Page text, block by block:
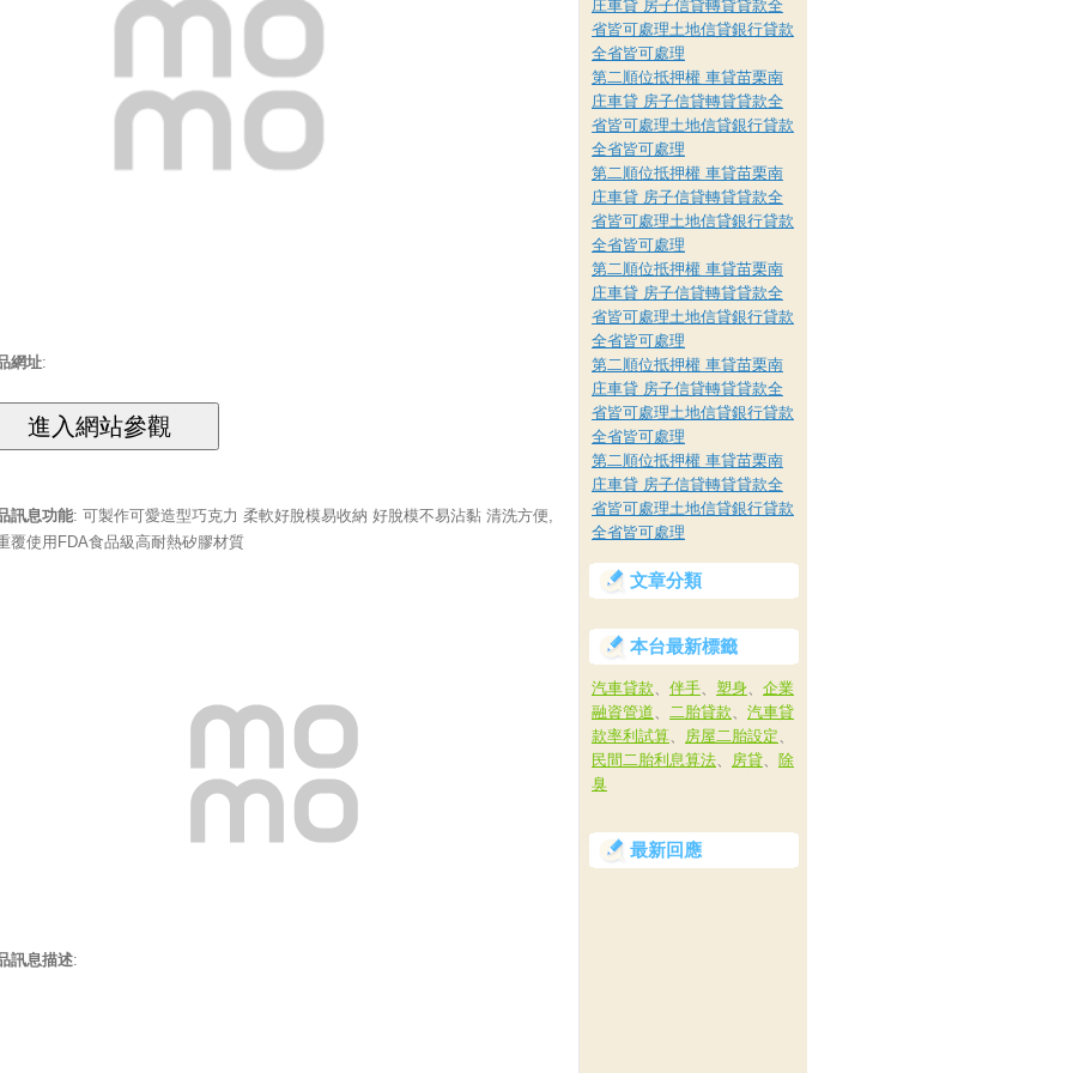
網址:
訊息功能: 可製作可愛造型巧克力 柔軟好脫模易收納 好脫模不易沾黏 清洗方便,
覆使用FDA食品級高耐熱矽膠材質
訊息描述:
庄車貸 房子信貸轉貸貸款全
省皆可處理土地信貸銀行貸款
全省皆可處理
第二順位抵押權 車貸苗栗南
庄車貸 房子信貸轉貸貸款全
省皆可處理土地信貸銀行貸款
全省皆可處理
第二順位抵押權 車貸苗栗南
庄車貸 房子信貸轉貸貸款全
省皆可處理土地信貸銀行貸款
全省皆可處理
第二順位抵押權 車貸苗栗南
庄車貸 房子信貸轉貸貸款全
省皆可處理土地信貸銀行貸款
全省皆可處理
第二順位抵押權 車貸苗栗南
庄車貸 房子信貸轉貸貸款全
省皆可處理土地信貸銀行貸款
全省皆可處理
第二順位抵押權 車貸苗栗南
庄車貸 房子信貸轉貸貸款全
省皆可處理土地信貸銀行貸款
全省皆可處理
文章分類
本台最新標籤
汽車貸款、 伴手、 塑身、 企業
融資管道、 二胎貸款、 汽車貸
款率利試算、 房屋二胎設定、
民間二胎利息算法、 房貸、 除
臭
最新回應